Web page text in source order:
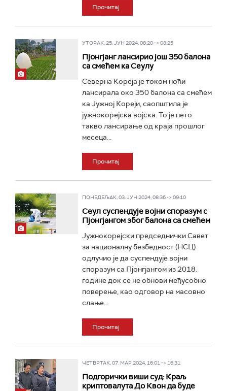
Прочитај
УТОРАК, 25. ЈУН 2024, 08:20 -> 08:25
Пјонгјанг лансирио још 350 балона
са смећем ка Сеулу
Северна Кореја је током ноћи
лансирала око 350 балона са смећем
ка Јужној Кореји, саопштила је
јужнокорејска војска. То је пето
такво лансирање од краја прошлог
месеца...
Прочитај
ПОНЕДЕЉАК, 03. ЈУН 2024, 08:36 -> 09:10
Сеул суспендује војни споразум с
Пјонгјангом због балона са смећем
Јужнокорејски председнички Савет
за националну безбедност (НСЦ)
одлучио је да суспендује војни
споразум са Пјонгјангом из 2018.
године док се не обнови међусобно
поверење, као одговор на масовно
слање...
Прочитај
ЧЕТВРТАК, 07. МАР 2024, 16:01 -> 16:31
Подгорички виши суд: Краљ
криптовалута До Квон да буде